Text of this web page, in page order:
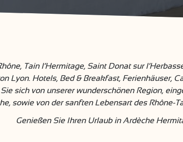
Tain l’Hermitage, Saint Donat sur
Lyon. Hotels, Bed & Breakfast, Ferienhäuser,
sich von unserer wunderschönen Region,
sowie von der sanften Lebensart des Rhône-
Genießen Sie Ihren Urlaub in Ardèche